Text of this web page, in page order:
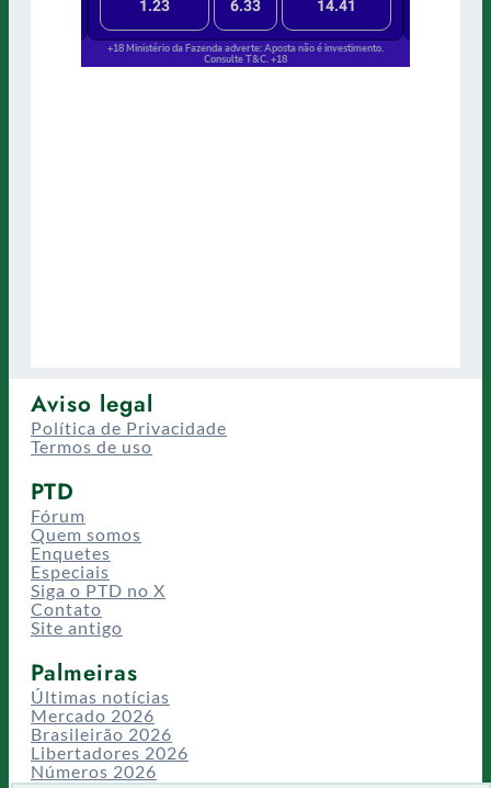
Aviso legal
Política de Privacidade
Termos de uso
PTD
Fórum
Quem somos
Enquetes
Especiais
Siga o PTD no X
Contato
Site antigo
Palmeiras
Últimas notícias
Mercado 2026
Brasileirão 2026
Libertadores 2026
Números 2026